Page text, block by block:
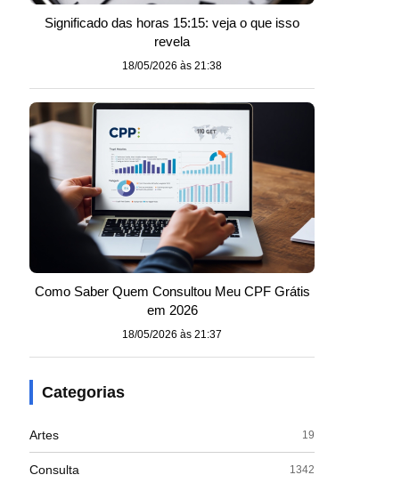
Significado das horas 15:15: veja o que isso
revela
18/05/2026 às 21:38
Como Saber Quem Consultou Meu CPF Grátis
em 2026
18/05/2026 às 21:37
Categorias
Artes 19
Consulta 1342